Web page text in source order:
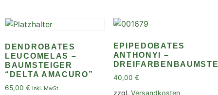
DENDROBATES
LEUCOMELAS –
BAUMSTEIGER
“DELTA AMACURO”
65,00 € inkl. MwSt.
EPIPEDOBATES
ANTHONYI –
40,00 €
zzgl. Versandkosten